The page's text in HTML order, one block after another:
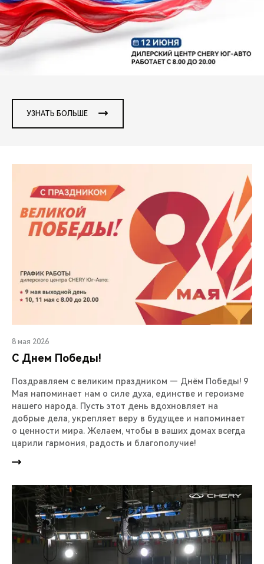
CHERY И СПОРТ
УЗНАТЬ БОЛЬШЕ
8 мая 2026
С Днем Победы!
Поздравляем с великим праздником — Днём Победы! 9
Мая напоминает нам о силе духа, единстве и героизме
нашего народа. Пусть этот день вдохновляет на
добрые дела, укрепляет веру в будущее и напоминает
о ценности мира. Желаем, чтобы в ваших домах всегда
царили гармония, радость и благополучие!